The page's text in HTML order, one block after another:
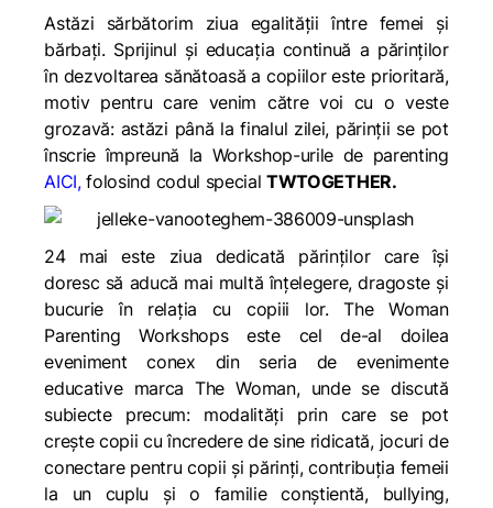
Astăzi sărbătorim ziua egalității între femei și
bărbați. Sprijinul și educația continuă a părinților
în dezvoltarea sănătoasă a copiilor este prioritară,
motiv pentru care venim către voi cu o veste
grozavă: astăzi până la finalul zilei, părinții se pot
înscrie împreună la Workshop-urile de parenting
AICI,folosind codul specialTWTOGETHER.
24 mai este ziua dedicată părinților care își
doresc să aducă mai multă înțelegere, dragoste și
bucurie în relația cu copiii lor. The Woman
Parenting Workshops este cel de-al doilea
eveniment conex din seria de evenimente
educative marca The Woman, unde se discută
subiecte precum: modalități prin care se pot
crește copii cu încredere de sine ridicată, jocuri de
conectare pentru copii și părinți, contribuția femeii
la un cuplu și o familie conștientă, bullying,